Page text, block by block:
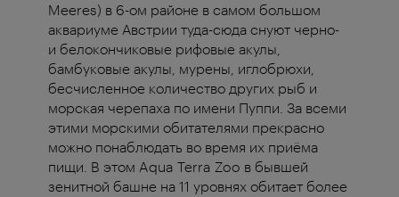
Meeres) в 6-ом районе в самом большом
аквариуме Австрии туда-сюда снуют черно-
и белокончиковые рифовые акулы,
бамбуковые акулы, мурены, иглобрюхи,
бесчисленное количество других рыб и
морская черепаха по имени Пуппи. За всеми
этими морскими обитателями прекрасно
можно понаблюдать во время их приёма
пищи. В этом Aqua Terra Zoo в бывшей
зенитной башне на 11 уровнях обитает более